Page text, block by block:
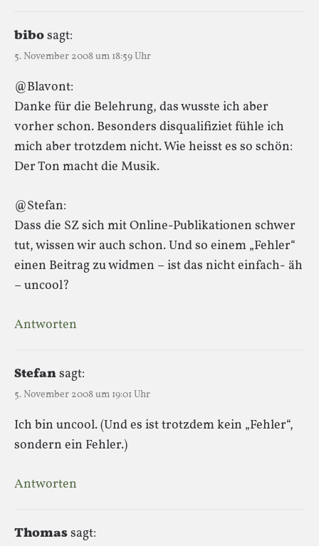
bibosagt:
5. November 2008 um 18:59 Uhr
@Blavont:
Danke für die Belehrung, das wusste ich aber
vorher schon. Besonders disqualifiziet fühle ich
mich aber trotzdem nicht. Wie heisst es so schön:
Der Ton macht die Musik.
@Stefan:
Dass die SZ sich mit Online-Publikationen schwer
tut, wissen wir auch schon. Und so einem „Fehler“
einen Beitrag zu widmen – ist das nicht einfach- äh
– uncool?
Antworten
Stefansagt:
5. November 2008 um 19:01 Uhr
Ich bin uncool. (Und es ist trotzdem kein „Fehler“,
sondern ein Fehler.)
Antworten
Thomassagt: